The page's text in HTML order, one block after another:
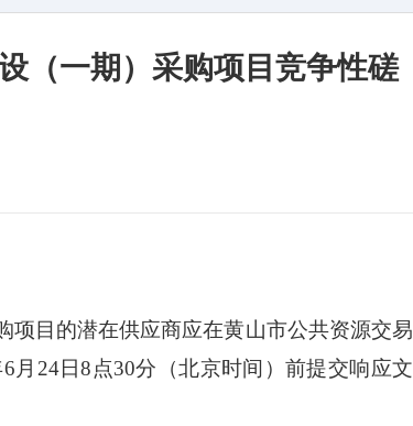
（一期）采购项目竞争性磋
项目的潜在供应商应在黄山市公共资源交易
6 月 24日8点30分 （北京时间）前提交响应文